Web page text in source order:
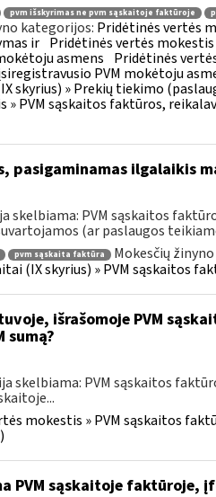
pvm išskyrimas ne pvm sąskaitoje faktūroje
kategorijos: Pridėtinės vertės
ir Pridėtinės vertės
asmens Pridėtinės
PVM mokėtoju
skyrius) » Prekių tiekimo
PVM sąskaitos faktūros,
pasigaminamas ilgalaikis
skelbiama: PVM sąskaitos
(ar paslaugos
pvm sąskaita faktūra Mokesčių
(IX skyrius) » PVM sąskaitos
išrašomoje PVM
sumą?
skelbiama: PVM sąskaitos
mokestis » PVM sąskaitos
PVM sąskaitoje faktūroje,